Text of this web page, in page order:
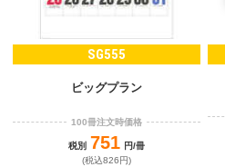
SG555
ビッグプラン
100冊注文時価格
税別 751 円/冊
(税込826円)